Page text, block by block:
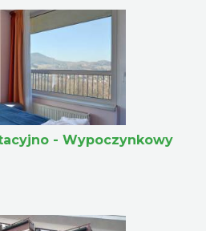
- Wypoczynkowy